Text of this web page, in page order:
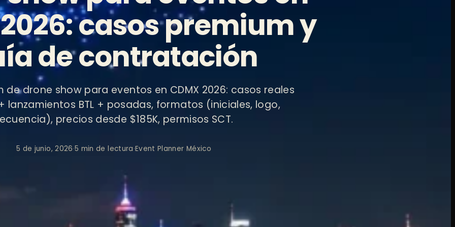
casos premium y
de contratación
de drone show para eventos en CDMX 2026: casos reales
lanzamientos BTL + posadas, formatos (iniciales, logo,
precios desde $185K, permisos SCT.
5 de junio, 2026·5 min de lectura·Event Planner México